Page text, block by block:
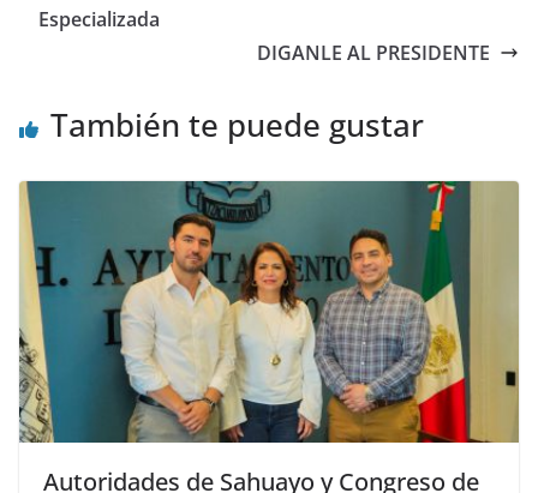
Especializada
DIGANLE AL PRESIDENTE
También te puede gustar
Autoridades de Sahuayo y Congreso de